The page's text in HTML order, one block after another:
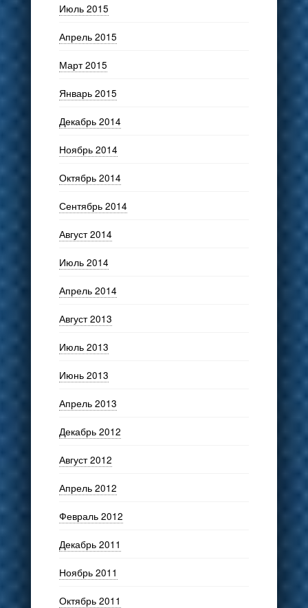
Июль 2015
Апрель 2015
Март 2015
Январь 2015
Декабрь 2014
Ноябрь 2014
Октябрь 2014
Сентябрь 2014
Август 2014
Июль 2014
Апрель 2014
Август 2013
Июль 2013
Июнь 2013
Апрель 2013
Декабрь 2012
Август 2012
Апрель 2012
Февраль 2012
Декабрь 2011
Ноябрь 2011
Октябрь 2011